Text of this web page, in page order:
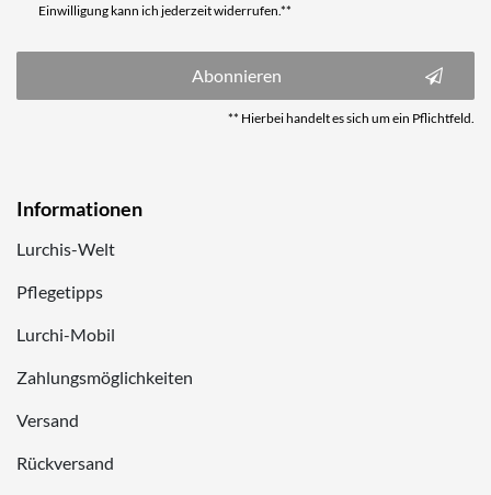
Einwilligung kann ich jederzeit widerrufen.**
Abonnieren
** Hierbei handelt es sich um ein Pflichtfeld.
Informationen
Lurchis-Welt
Pflegetipps
Lurchi-Mobil
Zahlungsmöglichkeiten
Versand
Rückversand